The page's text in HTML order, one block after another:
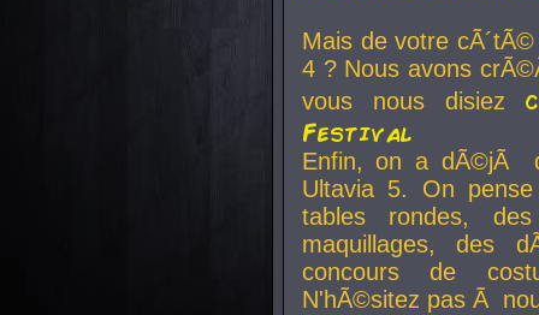
Mais de votre
4 ? Nous avons
vous nous disiez
Festival
Enfin, on a dÃ©jÃ
Ultavia 5. On
tables rondes,
maquillages, des
concours de
N'hÃ©sitez pas Ã